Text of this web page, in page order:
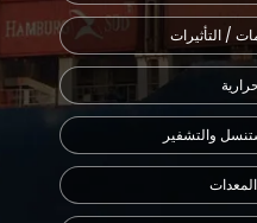
/ التأثيرات
والتشفير